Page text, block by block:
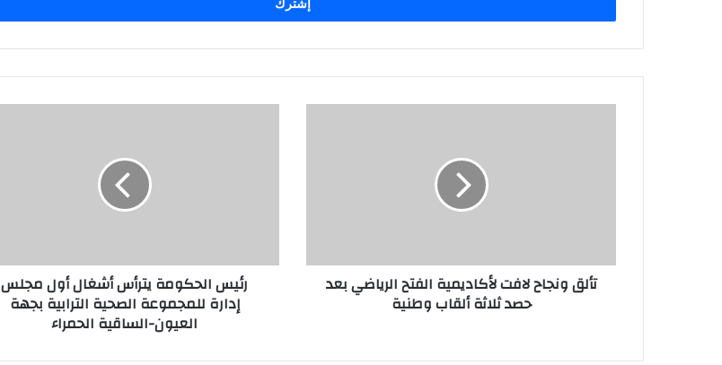
ب
د
ن
تألق ونجاح لافت لأكاديمية الفتح الرياضي بعد
حصد ثلاثة ألقاب وطنية
رئيس الحكومة يترأس أشغال أول مجلس
إدارة للمجموعة الصحية الترابية بجهة
العيون-الساقية الحمراء